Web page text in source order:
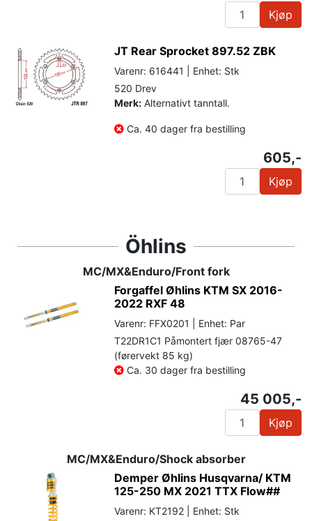
Kjøp
JT Rear Sprocket 897.52 ZBK
Varenr: 616441 | Enhet: Stk
520 Drev
Merk: Alternativt tanntall.
Ca. 40 dager fra bestilling
605,-
Kjøp
Öhlins
MC/MX&Enduro/Front fork
Forgaffel Øhlins KTM SX 2016-
2022 RXF 48
Varenr: FFX0201 | Enhet: Par
T22DR1C1 Påmontert fjær 08765-47
(førervekt 85 kg)
Ca. 30 dager fra bestilling
45 005,-
Kjøp
MC/MX&Enduro/Shock absorber
Demper Øhlins Husqvarna/ KTM
125-250 MX 2021 TTX Flow##
Varenr: KT2192 | Enhet: Stk